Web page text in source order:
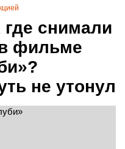
снимали
фильме
не утонул